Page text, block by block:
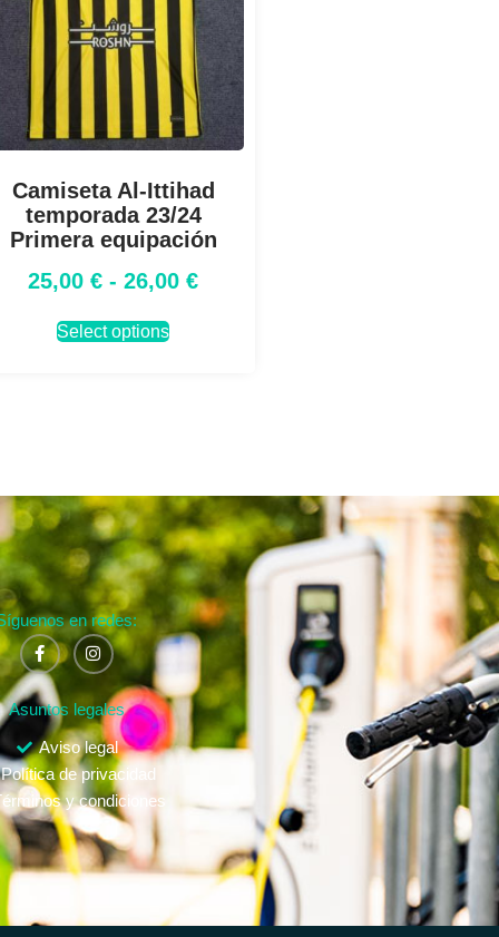
Camiseta Al-Ittihad
temporada 23/24
Primera equipación
25,00 € - 26,00 €
Select options
en redes:
Asuntos legales
Aviso legal
Política de privacidad
y condiciones